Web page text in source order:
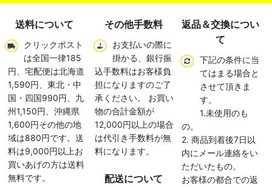
送料について
クリックポスト
は全国一律185
円、宅配便は北海道
1,590円、東北・中
国・四国990円、九
州1,150円、沖縄県
1,600円その他の地
域は880円です。送
料は9,000円以上お
買いあげの方は送料
無料です。
その他手数料
お支払いの際に
掛かる、銀行振
込手数料はお客様負
担になりますのご了
承ください。 お買い
物の合計金額が
12,000円以上の場合
は代引き手数料が無
料になります。
配送について
返品＆交換につい
て
下記の条件に当
てはまる場合と
させて頂きま
す。
1.未使用のも
の。
2. 商品到着後7日以
内にメール連絡をい
ただいたもの。
お客様の都合での返